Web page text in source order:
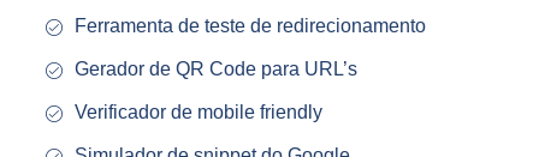
Ferramenta de teste de redirecionamento
Gerador de QR Code para URL’s
Verificador de mobile friendly